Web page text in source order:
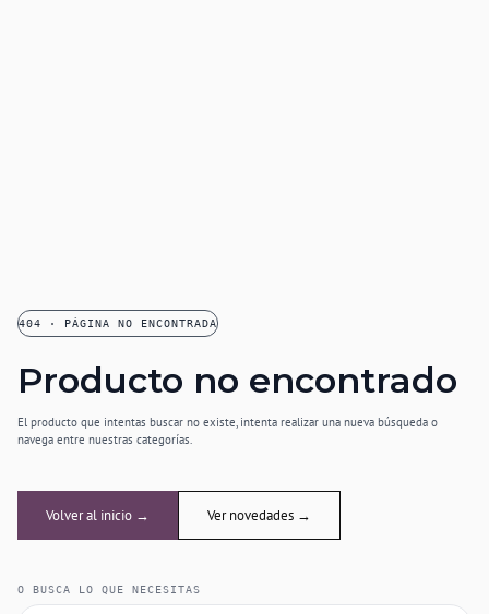
404 · PÁGINA NO ENCONTRADA
Producto no encontrado
El producto que intentas buscar no existe, intenta realizar una nueva búsqueda o
navega entre nuestras categorías.
Volver al inicio → Ver novedades →
O BUSCA LO QUE NECESITAS